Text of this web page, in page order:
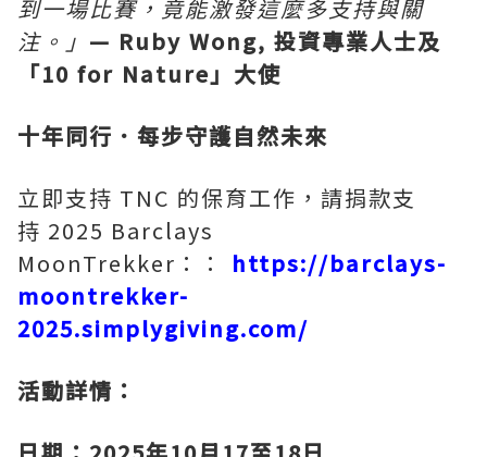
到一場比賽，竟能激發這麼多支持與關
注。」 — Ruby Wong, 投資專業人士及
「10 for Nature 」大使
十年同行．每步守護自然未來
立即支持 TNC 的保育工作，請捐款支
持 2025 Barclays
MoonTrekker：：
https://barclays-
moontrekker-
2025.simplygiving.com/
活動詳情：